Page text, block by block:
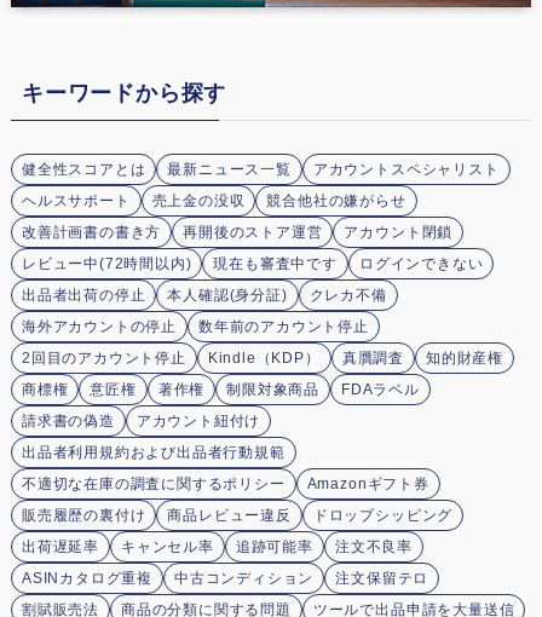
キーワードから探す
健全性スコアとは 最新ニュース一覧
アカウントスペシャリスト
ヘルスサポート
売上金の没収
競合他社の嫌がらせ
改善計画書の書き方
再開後のストア運営
アカウント閉鎖
レビュー中(72時間以内)
現在も審査中です
ログインできない
出品者出荷の停止
本人確認(身分証)
クレカ不備
海外アカウントの停止
数年前のアカウント停止
2回目のアカウント停止
Kindle（KDP） 真贋調査
知的財産権
商標権
意匠権 著作権 制限対象商品
FDAラベル
請求書の偽造
アカウント紐付け
出品者利用規約および出品者行動規範
不適切な在庫の調査に関するポリシー
Amazonギフト券
販売履歴の裏付け
商品レビュー違反
ドロップシッピング
出荷遅延率
キャンセル率 追跡可能率
注文不良率
ASINカタログ重複
中古コンディション
注文保留テロ
割賦販売法
商品の分類に関する問題
ツールで出品申請を大量送信